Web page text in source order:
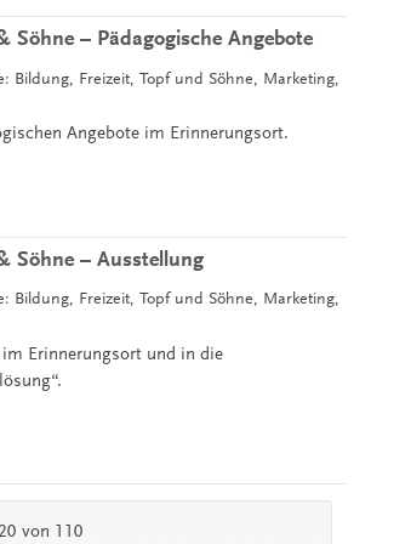
Söhne – Pädagogische Angebote
Bildung, Freizeit, Topf und Söhne, Marketing,
Angebote im Erinnerungsort.
Söhne – Ausstellung
Bildung, Freizeit, Topf und Söhne, Marketing,
Erinnerungsort und in die
von 110